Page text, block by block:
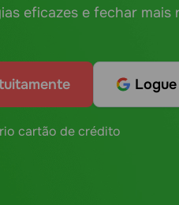
eficazes e fechar mais
cartão de crédito